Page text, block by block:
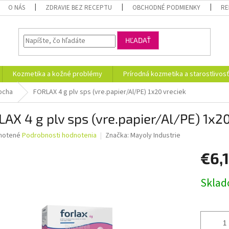
O NÁS ZDRAVIE BEZ RECEPTU OBCHODNÉ PODMIENKY
HĽADAŤ
Kozmetika a kožné problémy Prírodná kozmetika a starostlivosť
FORLAX 4 g plv sps (vre.papier/Al/PE) 1x20 vreciek
4 g plv sps (vre.papier/Al/PE)
Podrobnosti hodnotenia Značka: Mayoly Industrie
cena: